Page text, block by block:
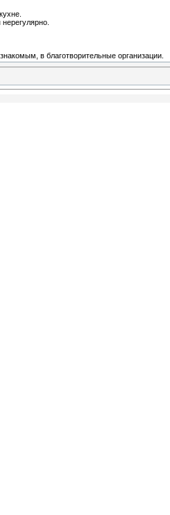
в благотворительные организации.